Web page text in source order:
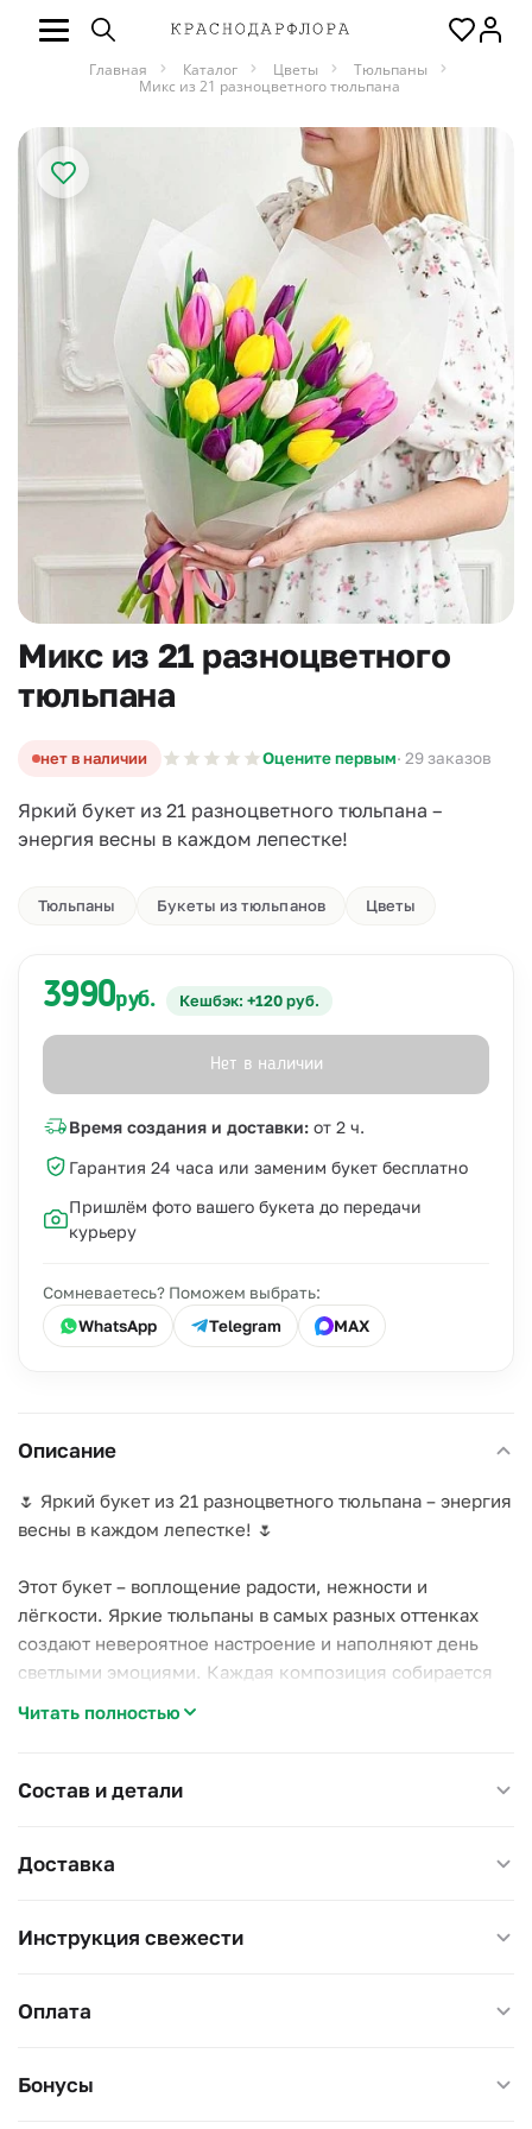
Главная Каталог Цветы
Тюльпаны
Микс из 21 разноцветного тюльпана
Микс из 21 разноцветного
тюльпана
нет в наличии Оцените первым· 29 заказов
Яркий букет из 21 разноцветного тюльпана –
энергия весны в каждом лепестке!
Тюльпаны Букеты из тюльпанов Цветы
3990руб. Кешбэк: +120 руб.
Нет в наличии
Время создания и доставки: от 2 ч.
Гарантия 24 часа или заменим букет бесплатно
Пришлём фото вашего букета до передачи
курьеру
Сомневаетесь? Поможем выбрать:
WhatsApp
Telegram MAX
Описание
🌷 Яркий букет из 21 разноцветного тюльпана – энергия
весны в каждом лепестке! 🌷
Этот букет – воплощение радости, нежности и
лёгкости. Яркие тюльпаны в самых разных оттенках
создают невероятное настроение и наполняют день
светлыми эмоциями. Каждая композиция собирается
🌴 Преимущества:
🌷 Универсальный подарок: подходит для любого
🌷 Свежесть и стойкость: каждый цветок отборный и
долго сохраняет свежесть.
✨ Особенности:
🌷 Минималистичная упаковка: подчёркивает
Читать полностью
Состав и детали
Доставка
Инструкция свежести
Оплата
Бонусы